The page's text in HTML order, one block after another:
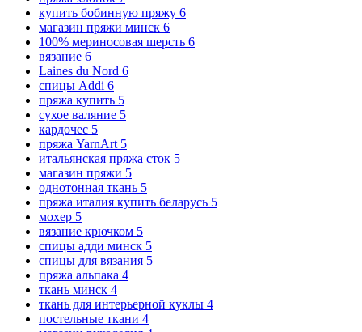
купить бобинную пряжу 6
магазин пряжи минск 6
100% мериносовая шерсть 6
вязание 6
Laines du Nord 6
спицы Addi 6
пряжа купить 5
сухое валяние 5
кардочес 5
пряжа YarnArt 5
итальянская пряжа сток 5
магазин пряжи 5
однотонная ткань 5
пряжа италия купить беларусь 5
мохер 5
вязание крючком 5
спицы адди минск 5
спицы для вязания 5
пряжа альпака 4
ткань минск 4
ткань для интерьерной куклы 4
постельные ткани 4